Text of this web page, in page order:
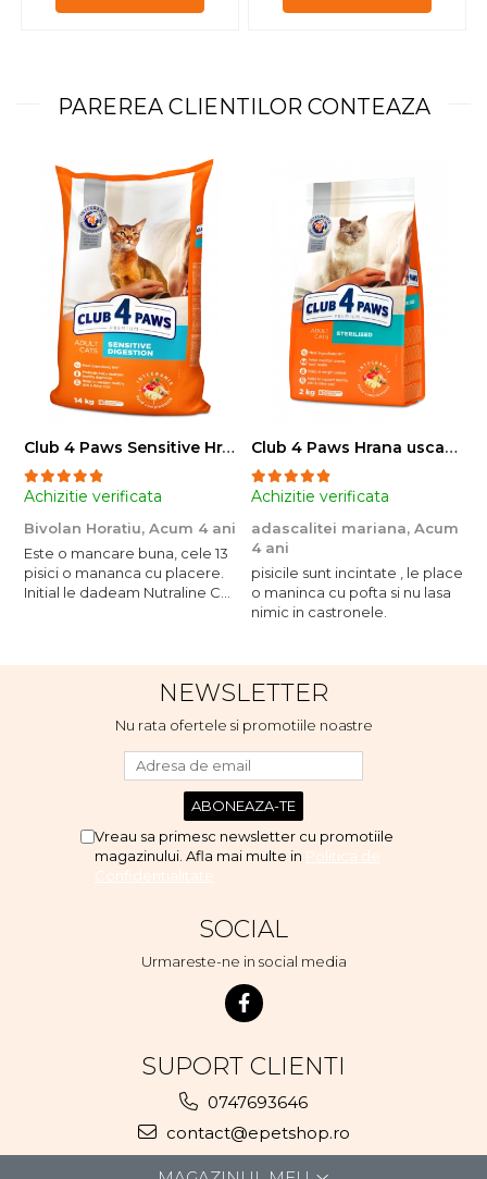
PAREREA CLIENTILOR CONTEAZA
Club 4 Paws Sensitive Hrana uscata pisici adulte, 14kg
Achizitie verificata
Bivolan Horatiu, Acum 4 ani
Este o mancare buna, cele 13
pisici o mananca cu placere.
Initial le dadeam Nutraline Cat
evita, nu o mananca cu
placere. Eu sunt multumit si
Club 4 Paws Hrana uscata pisici sterilizate, 2kg
Achizitie verificata
adascalitei mariana, Acum
4 ani
pisicile sunt incintate , le place
o maninca cu pofta si nu lasa
nimic in castronele.
NEWSLETTER
Nu rata ofertele si promotiile noastre
Vreau sa primesc newsletter cu promotiile
magazinului. Afla mai multe in Politica de
Confidentialitate
SOCIAL
Urmareste-ne in social media
SUPORT CLIENTI
0747693646
contact@epetshop.ro